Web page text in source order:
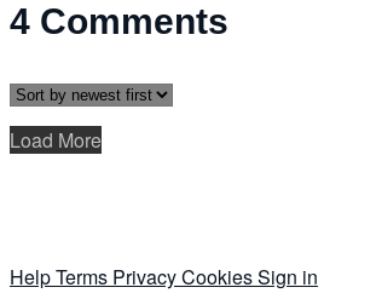
4 Comments
Load More
HelpTerms PrivacyCookiesSign in